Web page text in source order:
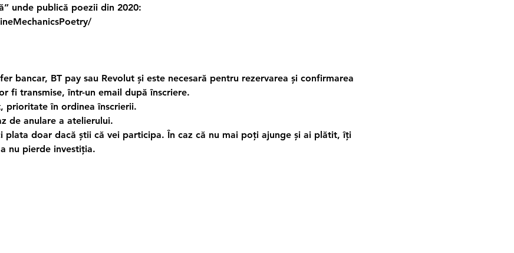
unde publică poezii din 2020:
bancar, BT pay sau Revolut și este necesară pentru rezervarea și confirmarea
fi transmise, într-un email după înscriere.
prioritate în ordinea înscrierii.
de anulare a atelierului.
plata doar dacă știi că vei participa. În caz că nu mai poți ajunge și ai plătit, îți
nu pierde investiția.